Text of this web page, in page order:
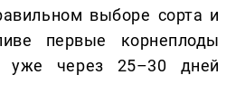
выборе сорта и
первые корнеплоды
уже через 25–30 дней